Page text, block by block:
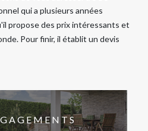
qui a plusieurs années
propose des prix intéressants et
Pour finir, il établit un devis